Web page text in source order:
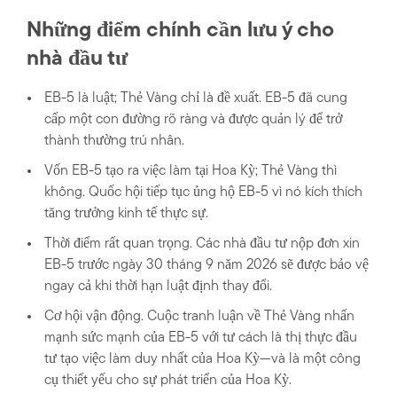
Những điểm chính cần lưu ý cho
nhà đầu tư
EB-5 là luật; Thẻ Vàng chỉ là đề xuất. EB-5 đã cung
cấp một con đường rõ ràng và được quản lý để trở
thành thường trú nhân.
Vốn EB-5 tạo ra việc làm tại Hoa Kỳ; Thẻ Vàng thì
không. Quốc hội tiếp tục ủng hộ EB-5 vì nó kích thích
tăng trưởng kinh tế thực sự.
Thời điểm rất quan trọng. Các nhà đầu tư nộp đơn xin
EB-5 trước ngày 30 tháng 9 năm 2026 sẽ được bảo vệ
ngay cả khi thời hạn luật định thay đổi.
Cơ hội vận động. Cuộc tranh luận về Thẻ Vàng nhấn
mạnh sức mạnh của EB-5 với tư cách là thị thực đầu
tư tạo việc làm duy nhất của Hoa Kỳ—và là một công
cụ thiết yếu cho sự phát triển của Hoa Kỳ.